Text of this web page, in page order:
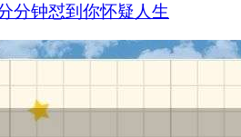
分钟怼到你怀疑人生